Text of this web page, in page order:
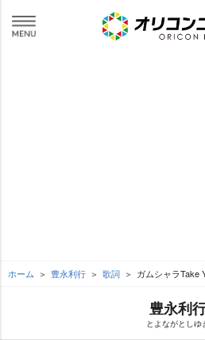
ホーム 豊永利行 歌詞 ガムシャラTake
豊永利
とよながとしゆ